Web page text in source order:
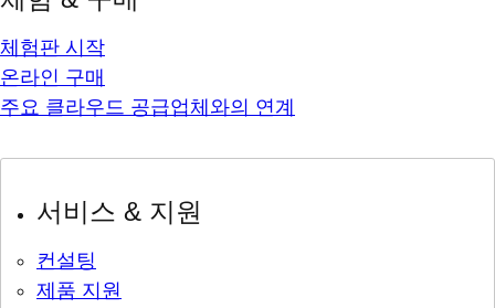
체험판 시작
온라인 구매
주요 클라우드 공급업체와의 연계
서비스 & 지원
컨설팅
제품 지원